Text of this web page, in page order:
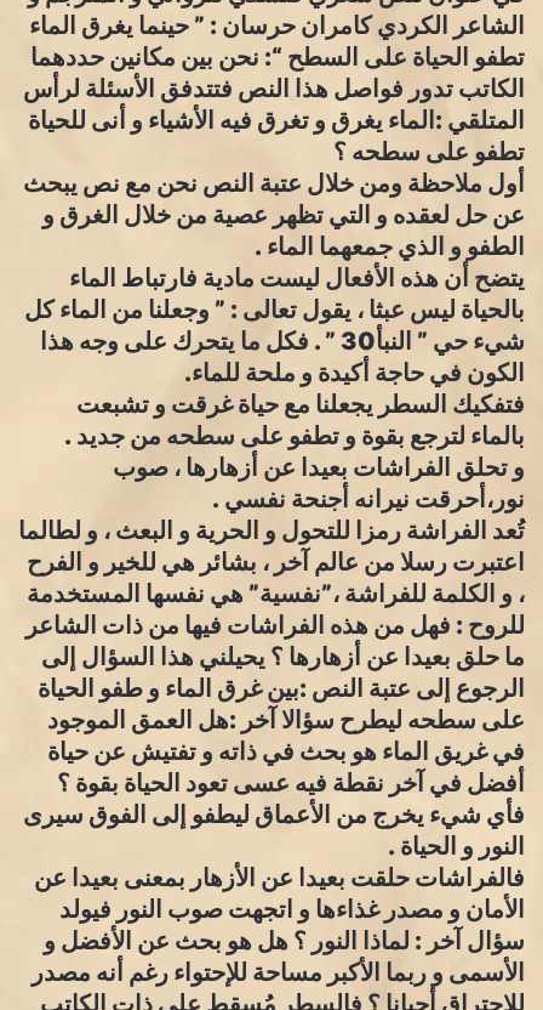
الشاعر الكردي كامران حرسان : ” حينما يغرق الماء
تطفو الحياة على السطح “: نحن بين مكانين حددهما
الكاتب تدور فواصل هذا النص فتتدفق الأسئلة لرأس
المتلقي :الماء يغرق و تغرق فيه الأشياء و أنى للحياة
تطفو على سطحه ؟
أول ملاحظة ومن خلال عتبة النص نحن مع نص يبحث
عن حل لعقده و التي تظهر عصية من خلال الغرق و
الطفو و الذي جمعهما الماء .
يتضح أن هذه الأفعال ليست مادية فارتباط الماء
بالحياة ليس عبثا ، يقول تعالى : ” وجعلنا من الماء كل
شيء حي ” النبأ30 ” . فكل ما يتحرك على وجه هذا
الكون في حاجة أكيدة و ملحة للماء.
فتفكيك السطر يجعلنا مع حياة غرقت و تشبعت
بالماء لترجع بقوة و تطفو على سطحه من جديد .
و تحلق الفراشات بعيدا عن أزهارها ، صوب
نور،أحرقت نيرانه أجنحة نفسي .
تُعد الفراشة رمزا للتحول و الحرية و البعث ، و لطالما
اعتبرت رسلا من عالم آخر ، بشائر هي للخير و الفرح
، و الكلمة للفراشة ،”نفسية” هي نفسها المستخدمة
للروح : فهل من هذه الفراشات فيها من ذات الشاعر
ما حلق بعيدا عن أزهارها ؟ يحيلني هذا السؤال إلى
الرجوع إلى عتبة النص :بين غرق الماء و طفو الحياة
على سطحه ليطرح سؤالا آخر :هل العمق الموجود
في غريق الماء هو بحث في ذاته و تفتيش عن حياة
أفضل في آخر نقطة فيه عسى تعود الحياة بقوة ؟
فأي شيء يخرج من الأعماق ليطفو إلى الفوق سيرى
النور و الحياة .
فالفراشات حلقت بعيدا عن الأزهار بمعنى بعيدا عن
الأمان و مصدر غذاءها و اتجهت صوب النور فيولد
سؤال آخر : لماذا النور ؟ هل هو بحث عن الأفضل و
الأسمى و ربما الأكبر مساحة للإحتواء رغم أنه مصدر
للاحتراق أحيانا ؟ فالسطر مُسقط على ذات الكاتب